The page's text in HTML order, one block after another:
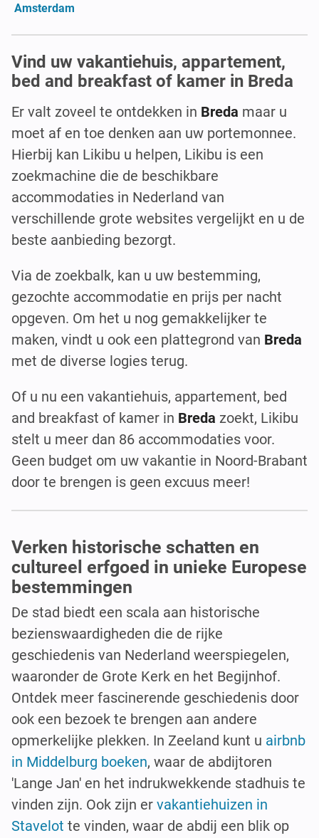
Amsterdam
Vind uw vakantiehuis, appartement,
bed and breakfast of kamer in Breda
Er valt zoveel te ontdekken in Breda maar u
moet af en toe denken aan uw portemonnee.
Hierbij kan Likibu u helpen, Likibu is een
zoekmachine die de beschikbare
accommodaties in Nederland van
verschillende grote websites vergelijkt en u de
beste aanbieding bezorgt.
Via de zoekbalk, kan u uw bestemming,
gezochte accommodatie en prijs per nacht
opgeven. Om het u nog gemakkelijker te
maken, vindt u ook een plattegrond van Breda
met de diverse logies terug.
Of u nu een vakantiehuis, appartement, bed
and breakfast of kamer in Breda zoekt, Likibu
stelt u meer dan 86 accommodaties voor.
Geen budget om uw vakantie in Noord-Brabant
door te brengen is geen excuus meer!
Verken historische schatten en
cultureel erfgoed in unieke Europese
bestemmingen
De stad biedt een scala aan historische
bezienswaardigheden die de rijke
geschiedenis van Nederland weerspiegelen,
waaronder de Grote Kerk en het Begijnhof.
Ontdek meer fascinerende geschiedenis door
ook een bezoek te brengen aan andere
opmerkelijke plekken. In Zeeland kunt u airbnb
in Middelburg boeken, waar de abdijtoren
'Lange Jan' en het indrukwekkende stadhuis te
vinden zijn. Ook zijn er vakantiehuizen in
Stavelot te vinden, waar de abdij een blik op